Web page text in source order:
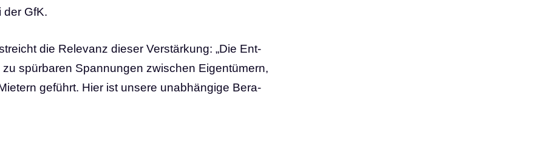
der GfK.
die Rele­vanz die­ser Ver­stär­kung: ​„Die Ent­
spür­ba­ren Span­nun­gen zwi­schen Eigen­tü­mern,
geführt. Hier ist unse­re unab­hän­gi­ge Bera­